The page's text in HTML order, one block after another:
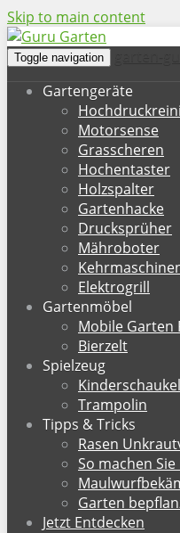
Skip to main content
Toggle navigation
Gartengeräte
Motorsense
Grasscheren
Hochentaster
Holzspalter
Gartenhacke
Drucksprüher
Mähroboter
Elektrogrill
Gartenmöbel
Mobile Garten
Bierzelt
Spielzeug
Kinderschaukel
Trampolin
Tipps & Tricks
Rasen
So machen
Garten
Jetzt Entdecken